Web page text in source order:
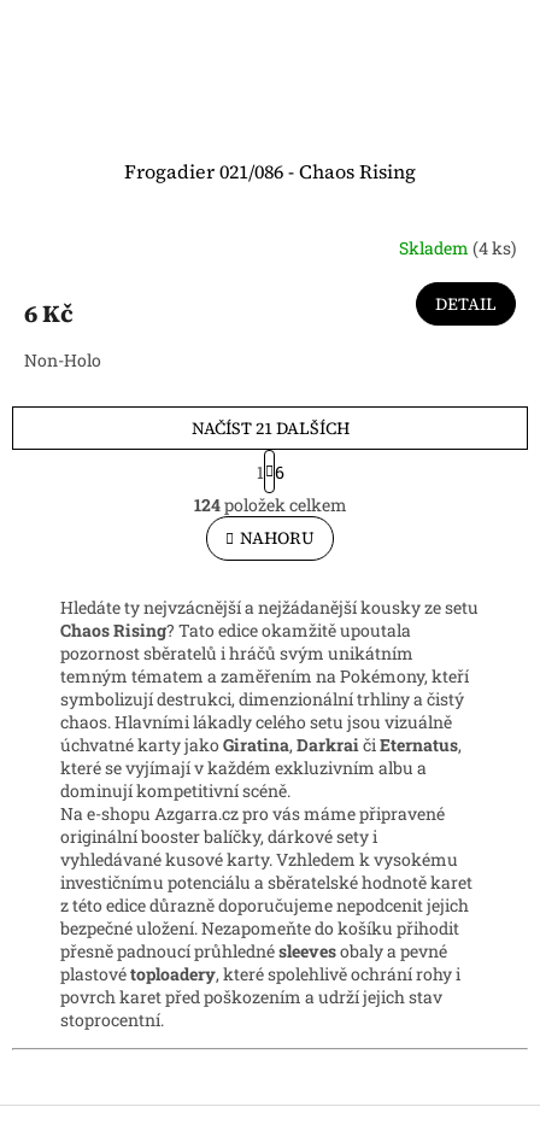
Frogadier 021/086 - Chaos Rising
Skladem (4 ks)
6 Kč DETAIL
Non-Holo
O
v
l
á
a
c
í
p
r
v
k
y
v
ý
p
i
s
u
NAČÍST 21 DALŠÍCH
S
t
r
á
n
k
v
á
n
í
1 6
124položek celkem
NAHORU
Hledáte ty nejvzácnější a nejžádanější kousky ze setu
Chaos Rising? Tato edice okamžitě upoutala
pozornost sběratelů i hráčů svým unikátním
temným tématem a zaměřením na Pokémony, kteří
symbolizují destrukci, dimenzionální trhliny a čistý
chaos. Hlavními lákadly celého setu jsou vizuálně
úchvatné karty jakoGiratina,DarkraičiEternatus,
které se vyjímají v každém exkluzivním albu a
dominují kompetitivní scéně.
Na e-shopu Azgarra.cz pro vás máme připravené
originální booster balíčky, dárkové sety i
vyhledávané kusové karty. Vzhledem k vysokému
investičnímu potenciálu a sběratelské hodnotě karet
z této edice důrazně doporučujeme nepodcenit jejich
bezpečné uložení. Nezapomeňte do košíku přihodit
přesně padnoucí průhlednésleevesobaly a pevné
plastovétoploadery, které spolehlivě ochrání rohy i
povrch karet před poškozením a udrží jejich stav
stoprocentní.
Z